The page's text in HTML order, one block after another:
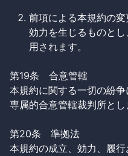
前項による本規約の
効力を生じるものと
用されます。
第19条 合意管轄
本規約に関する一切の紛
専属的合意管轄裁判所とし
第20条 準拠法
本規約の成立、効力、履